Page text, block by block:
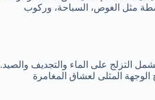
مثل الغوص، السباحة، وركوب
تشمل التزلج على الماء والتجديف والصيد.
المثلى لعشاق المغامرة